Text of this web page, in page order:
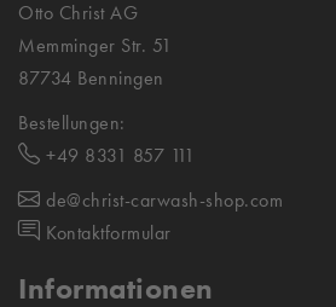
Otto Christ AG
Memminger Str. 51
87734 Benningen
Bestellungen:
+49 8331 857 111
de@christ-carwash-shop.com
Kontaktformular
Informationen